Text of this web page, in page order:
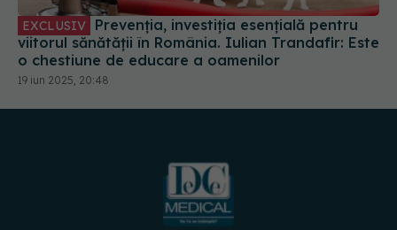
EXCLUSIV
viitorul sănătății în România. Iulian Trandafir: Este
o chestiune de educare a oamenilor
19 iun 2025, 20:48